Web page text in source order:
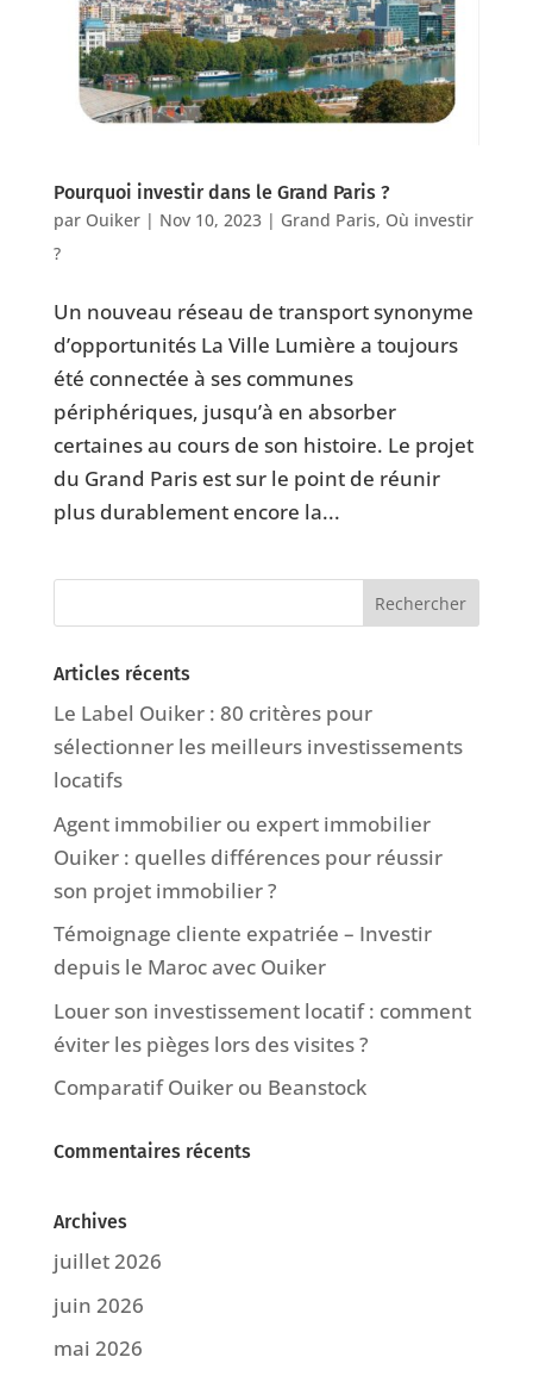
Pourquoi investir dans le Grand Paris ?
par Ouiker| Nov 10, 2023| Grand Paris, Où investir
?
Un nouveau réseau de transport synonyme
d’opportunités La Ville Lumière a toujours
été connectée à ses communes
périphériques, jusqu’à en absorber
certaines au cours de son histoire. Le projet
du Grand Paris est sur le point de réunir
plus durablement encore la...
Articles récents
Le Label Ouiker : 80 critères pour
sélectionner les meilleurs investissements
locatifs
Agent immobilier ou expert immobilier
Ouiker : quelles différences pour réussir
son projet immobilier ?
Témoignage cliente expatriée – Investir
depuis le Maroc avec Ouiker
Louer son investissement locatif : comment
éviter les pièges lors des visites ?
Comparatif Ouiker ou Beanstock
Commentaires récents
Archives
juillet 2026
juin 2026
mai 2026